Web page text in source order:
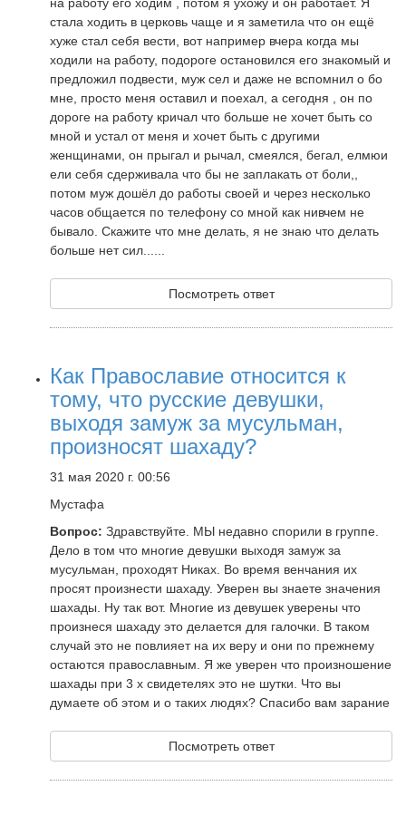
стала ходить в церковь чаще и я заметила что он ещё
хуже стал себя вести, вот например вчера когда мы
ходили на работу, подороге остановился его знакомый и
предложил подвести, муж сел и даже не вспомнил о бо
мне, просто меня оставил и поехал, а сегодня , он по
дороге на работу кричал что больше не хочет быть со
мной и устал от меня и хочет быть с другими
женщинами, он прыгал и рычал, смеялся, бегал, елмюи
ели себя сдерживала что бы не заплакать от боли,,
потом муж дошёл до работы своей и через несколько
часов общается по телефону со мной как нивчем не
бывало. Скажите что мне делать, я не знаю что делать
больше нет сил......
Посмотреть ответ
Как Православие относится к
тому, что русские девушки,
выходя замуж за мусульман,
произносят шахаду?
31 мая 2020 г. 00:56
Мустафа
Вопрос: Здравствуйте. МЫ недавно спорили в группе.
Дело в том что многие девушки выходя замуж за
мусульман, проходят Никах. Во время венчания их
просят произнести шахаду. Уверен вы знаете значения
шахады. Ну так вот. Многие из девушек уверены что
произнеся шахаду это делается для галочки. В таком
случай это не повлияет на их веру и они по прежнему
остаются православным. Я же уверен что произношение
шахады при 3 х свидетелях это не шутки. Что вы
думаете об этом и о таких людях? Спасибо вам зарание
Посмотреть ответ